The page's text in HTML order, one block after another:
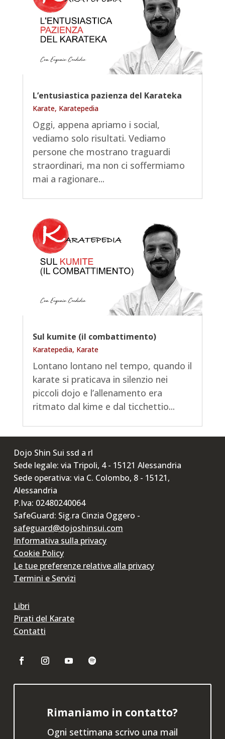
L’entusiastica pazienza del Karateka
Karate, Karatepedia
Oggi, appena apriamo i social,
vediamo solo risultati. Vediamo
persone che mostrano traguardi
straordinari, ma non ci soffermiamo
mai a ragionare...
Sul kumite (il combattimento)
Karatepedia, Karate
Lontano lontano nel tempo, quando il
karate si praticava in silenzio nei
piccoli dojo e l’allenamento era
ritmato dal kime e dal ticchettio...
Dojo Shin Sui ssd a rl
Sede legale: via Tripoli, 4 - 15121 Alessandria
Sede operativa: via C. Colombo, 8 - 15121,
Alessandria
P.Iva: 02480240064
SafeGuard: Sig.ra Cinzia Oggero -
safeguard@dojoshinsui.com
Informativa sulla privacy
Cookie Policy
Le tue preferenze relative alla privacy
Termini e Servizi
Libri
Pirati del Karate
Contatti
Rimaniamo in contatto?
Ogni settimana scrivo una mail